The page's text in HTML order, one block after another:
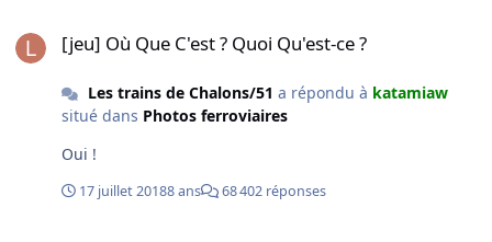
[jeu] Où Que C'est ? Quoi Qu'est-ce ?
Les trains de Chalons/51 a répondu à katamiaw
situé dans Photos ferroviaires
Oui !
17 juillet 20188 ans 68 402 réponses